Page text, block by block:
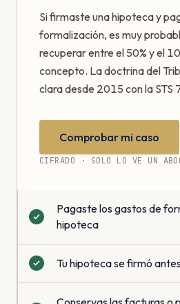
Si firmaste una hipoteca y
formalización, es muy
recuperar entre el 50% y el
concepto. La doctrina del
clara desde 2015 con la
Comprobar mi caso
CIFRADO · SOLO LO VE UN
Pagaste los gastos de
hipoteca
Tu hipoteca se firmó